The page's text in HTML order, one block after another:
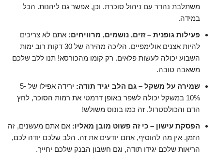
משתלבת נהדר עם ניהול סוכרת. וכן, אפשר גם ליהנות. הכל
במידה.
פעילות גופנית – זזים, נושמים, מרוויחים: אתם לא צריכים
להיות אצנים אולימפיים. הליכה מהירה של 30 דקות רוב ימות
השבוע יכולה לעשות פלאים. רק קומו מהכורסא! תנו ללב שלכם
משאבה טובה.
שמירה על משקל – גם הלב יגיד תודה:
ירידה אפילו של 5-
10% במשקל יכולה לשפר באופן דרמטי את רמות הסוכר, לחץ
הדם והכולסטרול. זה כמו בונוס משולש!
הפסקת עישון – כי זה פשוט מובן מאליו: אם אתם מעשנים, זה
הזמן. אין מה להוסיף, אתם יודעים את זה. הלב שלכם יודה לכם,
הריאות שלכם יגידו תודה, וגם חשבון הבנק שלכם יחייך.